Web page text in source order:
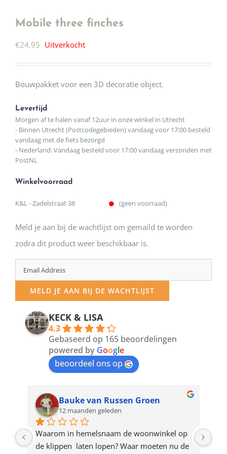
Mobile three finches
€24,95 Uitverkocht
Bouwpakket voor een 3D decoratie object.
Levertijd
Morgen af te halen vanaf 12uur in onze winkel in Utrecht
- Binnen Utrecht (Postcodegebieden) vandaag voor 17:00 besteld
vandaag met de fiets bezorgd
- Nederland: Vandaag besteld voor 17:00 vandaag verzonden met
PostNL
Winkelvoorraad
K&L - Zadelstraat 38 (geen voorraad)
Meld je aan bij de wachtlijst om gemaild te worden
zodra dit product weer beschikbaar is.
Enter
your
email
address
product
MELD JE AAN BIJ DE WACHTLIJST
KECK & LISA
4.3
Gebaseerd op 165 beoordelingen
powered by Google
beoordeel ons op
Bauke van Russen Groen
12 maanden geleden
Waarom in hemelsnaam de woonwinkel op
de klippen  laten lopen? Waar moeten nu de